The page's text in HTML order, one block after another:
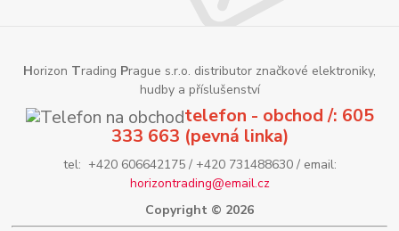
Horizon Trading Prague s.r.o. distributor značkové elektroniky,
hudby a příslušenství
telefon - obchod /: 605
333 663 (pevná linka)
tel: +420 606642175 / +420 731488630 / email:
horizontrading@email.cz
Copyright © 2026